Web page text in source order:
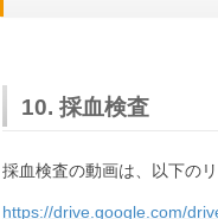
10. 採血検査
採血検査の動画は、以下の
https://drive.google.com/